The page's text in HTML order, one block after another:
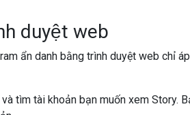
duyệt web
ẩn danh bằng trình duyệt web chỉ
tìm tài khoản bạn muốn xem Story.